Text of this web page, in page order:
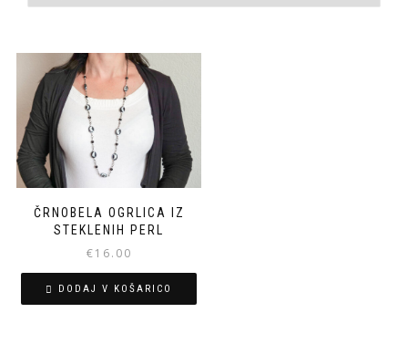
ČRNOBELA OGRLICA IZ
STEKLENIH PERL
€16.00
DODAJ V KOŠARICO